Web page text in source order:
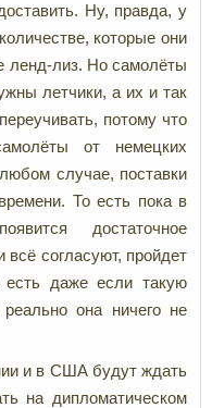
Ну, правда, у
которые они
ленд-лиз. Но самолёты
летчики, а их и так
потому что
от немецких
случае, поставки
То есть пока в
достаточное
всё согласуют, пройдет
даже если такую
она ничего не
и в США будут ждать
на дипломатическом